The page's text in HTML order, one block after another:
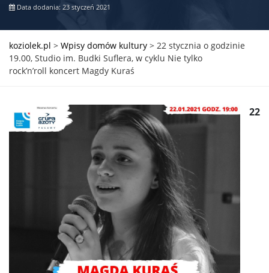
Data dodania: 23 styczeń 2021
koziolek.pl > Wpisy domów kultury > 22 stycznia o godzinie
19.00, Studio im. Budki Suflera, w cyklu Nie tylko
rock’n’roll koncert Magdy Kuraś
22